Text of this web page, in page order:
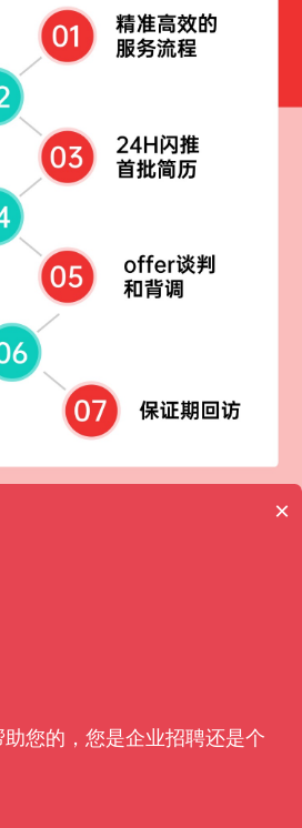
×
您的，您是企业招聘还是个